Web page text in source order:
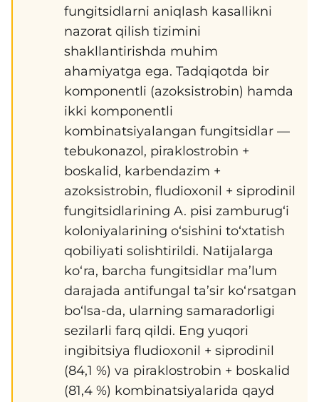
fungitsidlarni aniqlash kasallikni
nazorat qilish tizimini
shakllantirishda muhim
ahamiyatga ega. Tadqiqotda bir
komponentli (azoksistrobin) hamda
ikki komponentli
kombinatsiyalangan fungitsidlar —
tebukonazol, piraklostrobin +
boskalid, karbendazim +
azoksistrobin, fludioxonil + siprodinil
fungitsidlarining A. pisi zamburug‘i
koloniyalarining o‘sishini to‘xtatish
qobiliyati solishtirildi. Natijalarga
ko‘ra, barcha fungitsidlar ma’lum
darajada antifungal ta’sir ko‘rsatgan
bo‘lsa-da, ularning samaradorligi
sezilarli farq qildi. Eng yuqori
ingibitsiya fludioxonil + siprodinil
(84,1 %) va piraklostrobin + boskalid
(81,4 %) kombinatsiyalarida qayd